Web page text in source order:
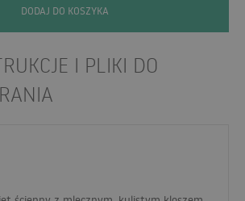
DODAJ DO KOSZYKA
I PLIKI DO